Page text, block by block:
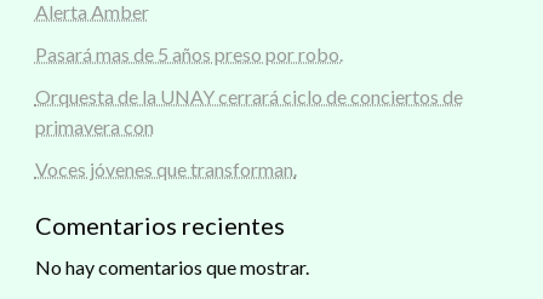
Alerta Amber
Pasará mas de 5 años preso por robo.
Orquesta de la UNAY cerrará ciclo de conciertos de
primavera con
Voces jóvenes que transforman.
Comentarios recientes
No hay comentarios que mostrar.